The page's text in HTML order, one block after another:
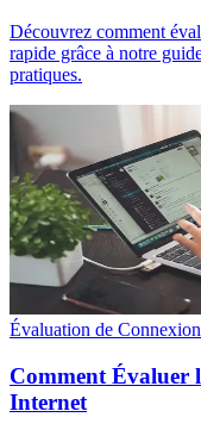
Découvrez comment
rapide grâce à notre
pratiques.
Évaluation de Connexion
Comment Évaluer
Internet